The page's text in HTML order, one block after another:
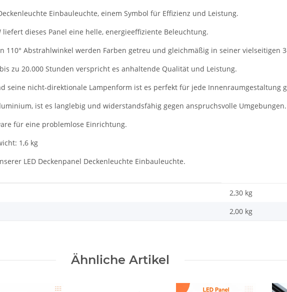
Einbauleuchte, einem Symbol für Effizienz und Leistung.
dieses Panel eine helle, energieeffiziente Beleuchtung.
110° Abstrahlwinkel werden Farben getreu und gleichmäßig in seiner vielseitigen
zu 20.000 Stunden verspricht es anhaltende Qualität und Leistung.
seine nicht-direktionale Lampenform ist es perfekt für jede Innenraumgestaltung
ist es langlebig und widerstandsfähig gegen anspruchsvolle Umgebungen.
für eine problemlose Einrichtung.
1,6 kg
LED Deckenpanel Deckenleuchte Einbauleuchte.
2,30 kg
2,00 kg
Ähnliche Artikel